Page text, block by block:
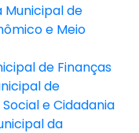
Municipal de
e Meio
de Finanças
de
e Cidadania
da